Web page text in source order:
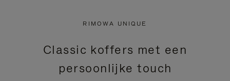
DRUKVIDEO
IS
RIMOWA UNIQUE
Classic koffers met een
persoonlijke touch